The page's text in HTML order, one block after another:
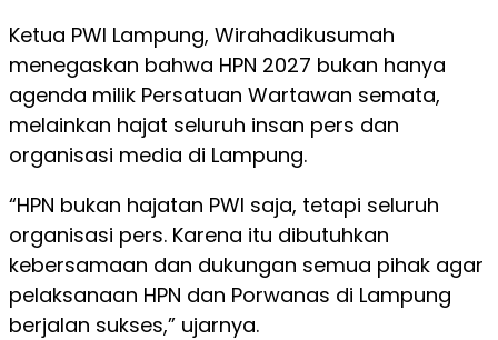
Ketua PWI Lampung, Wirahadikusumah
menegaskan bahwa HPN 2027 bukan hanya
agenda milik Persatuan Wartawan semata,
melainkan hajat seluruh insan pers dan
organisasi media di Lampung.
“HPN bukan hajatan PWI saja, tetapi seluruh
organisasi pers. Karena itu dibutuhkan
kebersamaan dan dukungan semua pihak agar
pelaksanaan HPN dan Porwanas di Lampung
berjalan sukses,” ujarnya.